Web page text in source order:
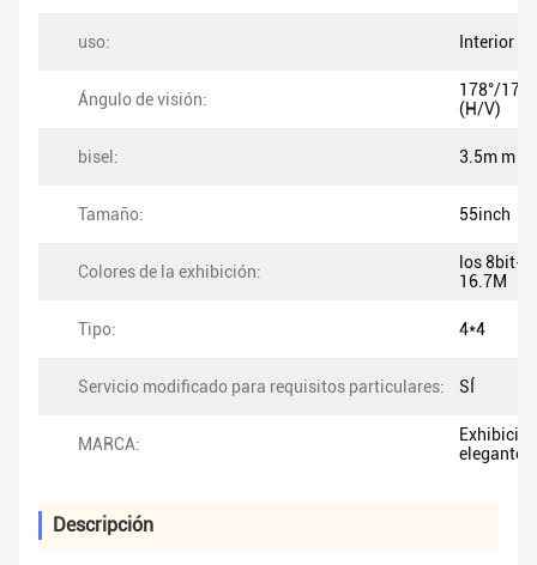
uso: Interior
Ángulo de visión:
178°/178°
(H/V)
bisel: 3.5m m
Tamaño: 55inch
Colores de la exhibición:
los 8bit-
16.7M
Tipo: 4*4
Servicio modificado para requisitos particulares: SÍ
MARCA:
Exhibición
elegante
Descripción